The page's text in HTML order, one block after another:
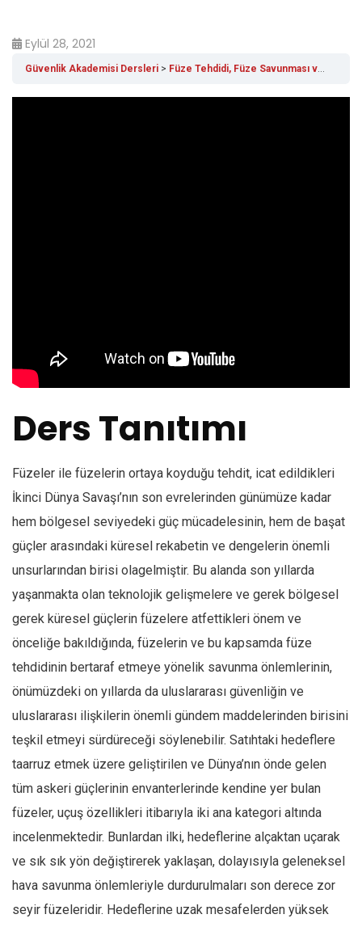
Eylül 28, 2021
Güvenlik Akademisi Dersleri Füze Tehdidi, Füze Savunması ve Uzay Savaşları
Ders Tanıtımı
Füzeler ile füzelerin ortaya koyduğu tehdit, icat edildikleri
İkinci Dünya Savaşı’nın son evrelerinden günümüze kadar
hem bölgesel seviyedeki güç mücadelesinin, hem de başat
güçler arasındaki küresel rekabetin ve dengelerin önemli
unsurlarından birisi olagelmiştir. Bu alanda son yıllarda
yaşanmakta olan teknolojik gelişmelere ve gerek bölgesel
gerek küresel güçlerin füzelere atfettikleri önem ve
önceliğe bakıldığında, füzelerin ve bu kapsamda füze
tehdidinin bertaraf etmeye yönelik savunma önlemlerinin,
önümüzdeki on yıllarda da uluslararası güvenliğin ve
uluslararası ilişkilerin önemli gündem maddelerinden birisini
teşkil etmeyi sürdüreceği söylenebilir. Satıhtaki hedeflere
taarruz etmek üzere geliştirilen ve Dünya’nın önde gelen
tüm askeri güçlerinin envanterlerinde kendine yer bulan
füzeler, uçuş özellikleri itibarıyla iki ana kategori altında
incelenmektedir. Bunlardan ilki, hedeflerine alçaktan uçarak
ve sık sık yön değiştirerek yaklaşan, dolayısıyla geleneksel
hava savunma önlemleriyle durdurulmaları son derece zor
seyir füzeleridir. Hedeflerine uzak mesafelerden yüksek